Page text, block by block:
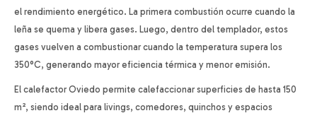
el rendimiento energético. La primera combustión ocurre cuando la
leña se quema y libera gases. Luego, dentro del templador, estos
gases vuelven a combustionar cuando la temperatura supera los
350°C, generando mayor eficiencia térmica y menor emisión.
El calefactor Oviedo permite calefaccionar superficies de hasta 150
m², siendo ideal para livings, comedores, quinchos y espacios